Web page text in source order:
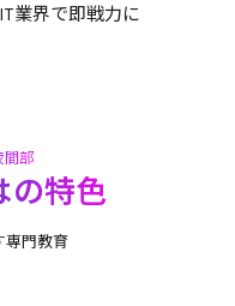
業界で即戦力に
間部
の特色
専門教育